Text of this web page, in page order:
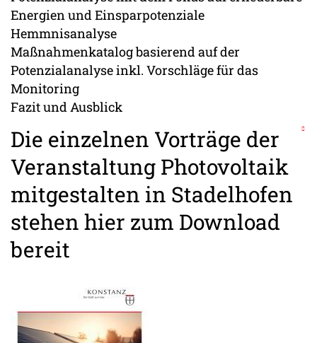
Energien und Einsparpotenziale
Hemmnisanalyse
Maßnahmenkatalog basierend auf der
Potenzialanalyse inkl. Vorschläge für das
Monitoring
Fazit und Ausblick
Die einzelnen Vorträge der
Veranstaltung Photovoltaik
mitgestalten in Stadelhofen
stehen hier zum Download
bereit